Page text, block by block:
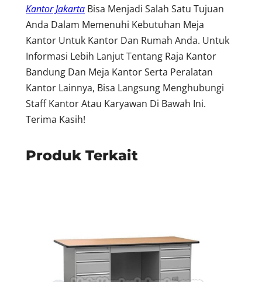
Kantor Jakarta Bisa Menjadi Salah Satu Tujuan
Anda Dalam Memenuhi Kebutuhan Meja
Kantor Untuk Kantor Dan Rumah Anda. Untuk
Informasi Lebih Lanjut Tentang Raja Kantor
Bandung Dan Meja Kantor Serta Peralatan
Kantor Lainnya, Bisa Langsung Menghubungi
Staff Kantor Atau Karyawan Di Bawah Ini.
Terima Kasih!
Produk Terkait